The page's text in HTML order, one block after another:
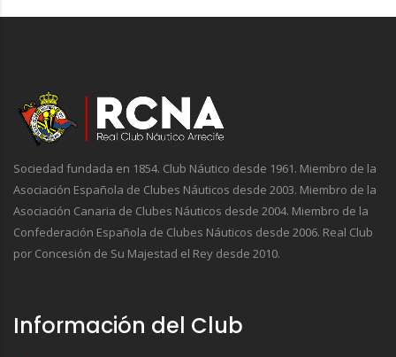
Sociedad fundada en 1854. Club Náutico desde 1961. Miembro de la
Asociación Española de Clubes Náuticos desde 2003. Miembro de la
Asociación Canaria de Clubes Náuticos desde 2004. Miembro de la
Confederación Española de Clubes Náuticos desde 2006. Real Club
por Concesión de Su Majestad el Rey desde 2010.
Información del Club